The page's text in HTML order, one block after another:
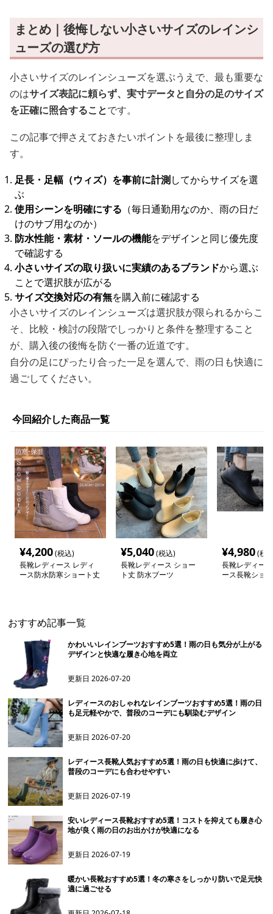
まとめ｜後悔しない小さいサイズのレインシ
ューズの選び方
小さいサイズのレインシューズを選ぶうえで、最も重要な
のはサイズ表記に頼らず、実寸データと自分の足のサイズ
を正確に照合することです。
この記事で押さえておきたいポイントを最後に整理しま
す。
足長・足幅（ウィズ）を事前に計測してからサイズを選
ぶ
使用シーンを明確にする （毎日通勤用なのか、雨の日だ
けのサブ用なのか）
防水性能・素材・ソールの機能をデザインと同じ優先度
で確認する
小さいサイズの取り扱いに実績のあるブランドから選ぶ
ことで選択肢が広がる
サイズ交換対応の有無を購入前に確認する
小さいサイズのレインシューズは選択肢が限られるからこ
そ、比較・検討の段階でしっかりと条件を整理すること
が、購入後の後悔を防ぐ一番の近道です。
自分の足にぴったり合った一足を選んで、雨の日も快適に
過ごしてください。
今回紹介した商品一覧
¥4,200(税込)
長靴レディース レディ
ース防水防寒ショート丈
¥5,040(税込)
長靴レディース ショー
ト丈 防水ブーツ
¥4,980(税
長靴レディー
ース長靴ショ
おすすめ記事一覧
かわいいレインブーツおすすめ5選！雨の日も気分が上がる
デザインと快適な履き心地を両立
更新日2026-07-20
レディースのおしゃれなレインブーツおすすめ5選！雨の日
も足元軽やかで、普段のコーデにも馴染むデザイン
更新日2026-07-20
レディース長靴人気おすすめ5選！雨の日も快適に歩けて、
普段のコーデにも合わせやすい
更新日2026-07-19
安いレディース長靴おすすめ5選！コストを抑えても履き心
地が良く雨の日のお出かけが快適になる
更新日2026-07-19
暖かい長靴おすすめ5選！冬の寒さをしっかり防いで足元快
適に過ごせる